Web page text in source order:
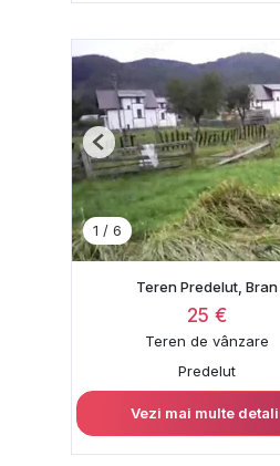
1 / 6
Previous
Teren Predelut, Bran
25 €
Teren de vânzare
Predelut
Vezi mai multe